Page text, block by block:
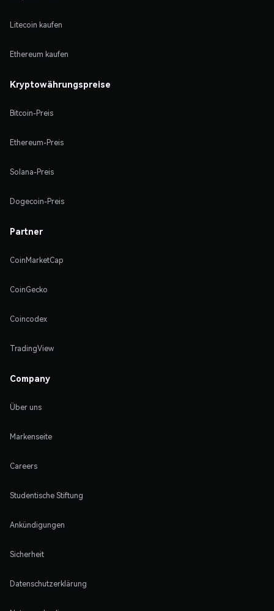
Litecoin kaufen
Ethereum kaufen
Kryptowährungspreise
Bitcoin-Preis
Ethereum-Preis
Solana-Preis
Dogecoin-Preis
Partner
CoinMarketCap
CoinGecko
Coincodex
TradingView
Company
Über uns
Markenseite
Careers
Studentische Stiftung
Ankündigungen
Sicherheit
Datenschutzerklärung